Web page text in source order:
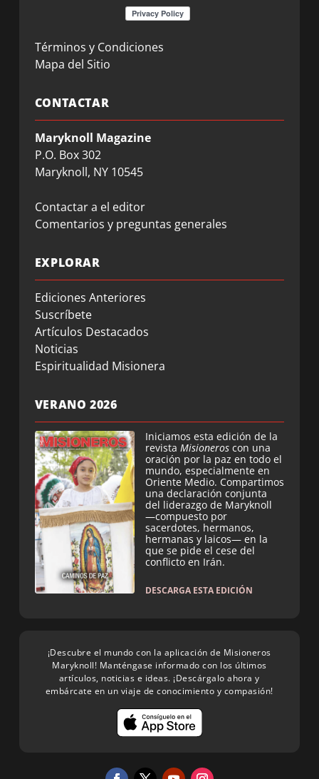
Términos y Condiciones
Mapa del Sitio
CONTACTAR
Maryknoll Magazine
P.O. Box 302
Maryknoll, NY 10545
Contactar a el editor
Comentarios y preguntas generales
EXPLORAR
Ediciones Anteriores
Suscríbete
Artículos Destacados
Noticias
Espiritualidad Misionera
VERANO 2026
Iniciamos esta edición de la
revista Misioneros con una
oración por la paz en todo el
mundo, especialmente en
Oriente Medio. Compartimos
una declaración conjunta
del liderazgo de Maryknoll
—compuesto por
sacerdotes, hermanos,
hermanas y laicos— en la
que se pide el cese del
conflicto en Irán.
DESCARGA ESTA EDICIÓN
¡Descubre el mundo con la aplicación de Misioneros
Maryknoll! Manténgase informado con los últimos
artículos, noticias e ideas. ¡Descárgalo ahora y
embárcate en un viaje de conocimiento y compasión!